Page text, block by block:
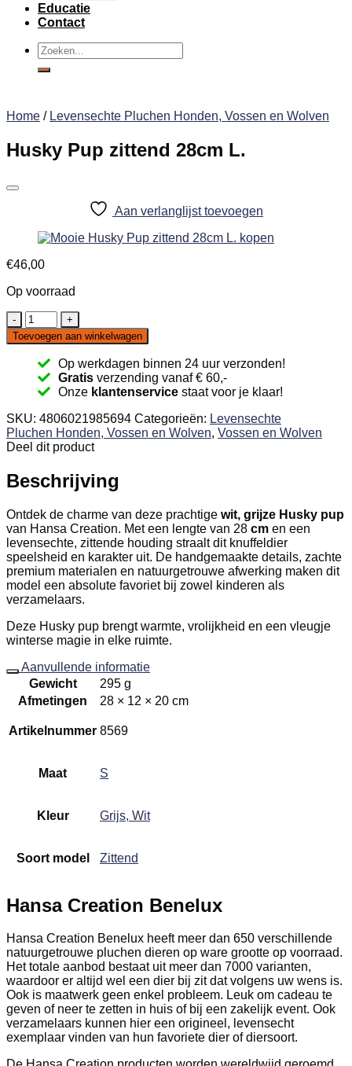
Educatie
Contact
Zoeken
naar:
Home / Levensechte Pluchen Honden, Vossen en Wolven
Husky Pup zittend 28cm L.
Aan verlanglijst toevoegen
€46,00
Op voorraad
Husky
Pup
zittend
28cm
aantal
Toevoegen aan winkelwagen
Op werkdagen binnen 24 uur verzonden!
Gratis verzending vanaf € 60,-
Onze klantenservice staat voor je klaar!
SKU: 4806021985694 Categorieën: Levensechte
Pluchen Honden, Vossen en Wolven, Vossen en Wolven
Deel dit product
Beschrijving
Ontdek de charme van deze prachtige wit, grijze Husky pup
van Hansa Creation. Met een lengte van 28 cm en een
levensechte, zittende houding straalt dit knuffeldier
speelsheid en karakter uit. De handgemaakte details, zachte
premium materialen en natuurgetrouwe afwerking maken dit
model een absolute favoriet bij zowel kinderen als
verzamelaars.
Deze Husky pup brengt warmte, vrolijkheid en een vleugje
winterse magie in elke ruimte.
Aanvullende informatie
Gewicht
295 g
Afmetingen
28 × 12 × 20 cm
Artikelnummer 8569
Maat S
Kleur Grijs, Wit
Soort model Zittend
Hansa Creation Benelux
Hansa Creation Benelux heeft meer dan 650 verschillende
natuurgetrouwe pluchen dieren op ware grootte op voorraad.
Het totale aanbod bestaat uit meer dan 7000 varianten,
waardoor er altijd wel een dier bij zit dat volgens uw wens is.
Ook is maatwerk geen enkel probleem. Leuk om cadeau te
geven of neer te zetten in huis of bij een zakelijk event. Ook
verzamelaars kunnen hier een origineel, levensecht
exemplaar vinden van hun favoriete dier of diersoort.